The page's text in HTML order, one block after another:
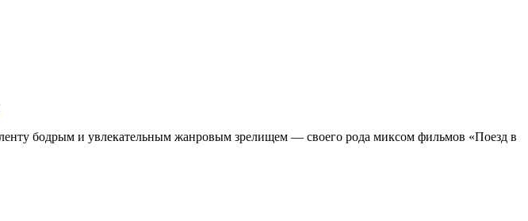
бодрым и увлекательным жанровым зрелищeм — своего рода миксом фильмов «Поезд в